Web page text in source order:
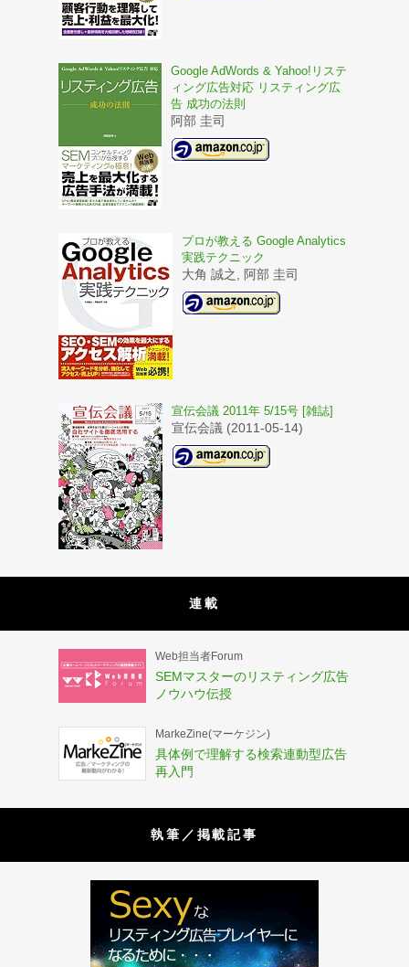
Google AdWords & Yahoo!リステ
ィング広告対応 リスティング広
告 成功の法則
阿部 圭司
プロが教える Google Analytics
実践テクニック
大角 誠之, 阿部 圭司
宣伝会議 2011年 5/15号 [雑誌]
宣伝会議 (2011-05-14)
連載
Web担当者Forum
SEMマスターのリスティング広告
ノウハウ伝授
MarkeZine(マーケジン)
具体例で理解する検索連動型広告
再入門
執筆／掲載記事